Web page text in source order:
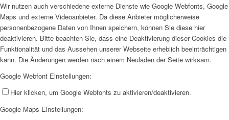
Wir nutzen auch verschiedene externe Dienste wie Google Webfonts, Google
Maps und externe Videoanbieter. Da diese Anbieter möglicherweise
personenbezogene Daten von Ihnen speichern, können Sie diese hier
deaktivieren. Bitte beachten Sie, dass eine Deaktivierung dieser Cookies die
Funktionalität und das Aussehen unserer Webseite erheblich beeinträchtigen
kann. Die Änderungen werden nach einem Neuladen der Seite wirksam.
Google Webfont Einstellungen:
Hier klicken, um Google Webfonts zu aktivieren/deaktivieren.
Google Maps Einstellungen: